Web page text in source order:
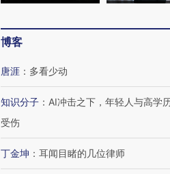
博客
唐涯 ： 多看少动
知识分子 ： AI冲击之下，年轻人与高学
受伤
丁金坤 ： 耳闻目睹的几位律师